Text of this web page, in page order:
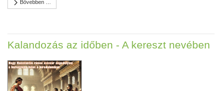
Bővebben …
Kalandozás az időben - A kereszt nevében